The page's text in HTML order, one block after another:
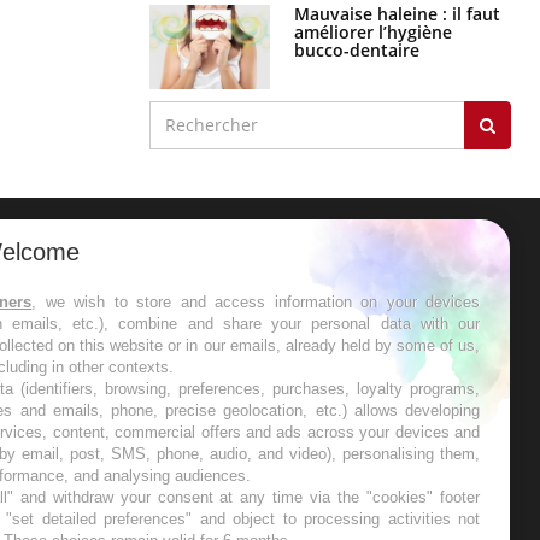
Mauvaise haleine : il faut
améliorer l’hygiène
bucco-dentaire
les semaines les meilleures
, we wish to store and access information on your devices
emails, etc.), combine and share your personal data with our
on this website or in our emails, already held by some of us,
in other contexts.
(identifiers, browsing, preferences, purchases, loyalty programs,
and emails, phone, precise geolocation, etc.) allows developing
content, commercial offers and ads across your devices and
email, post, SMS, phone, audio, and video), personalising them,
and analysing audiences.
and withdraw your consent at any time via the "cookies" footer
detailed preferences" and object to processing activities not